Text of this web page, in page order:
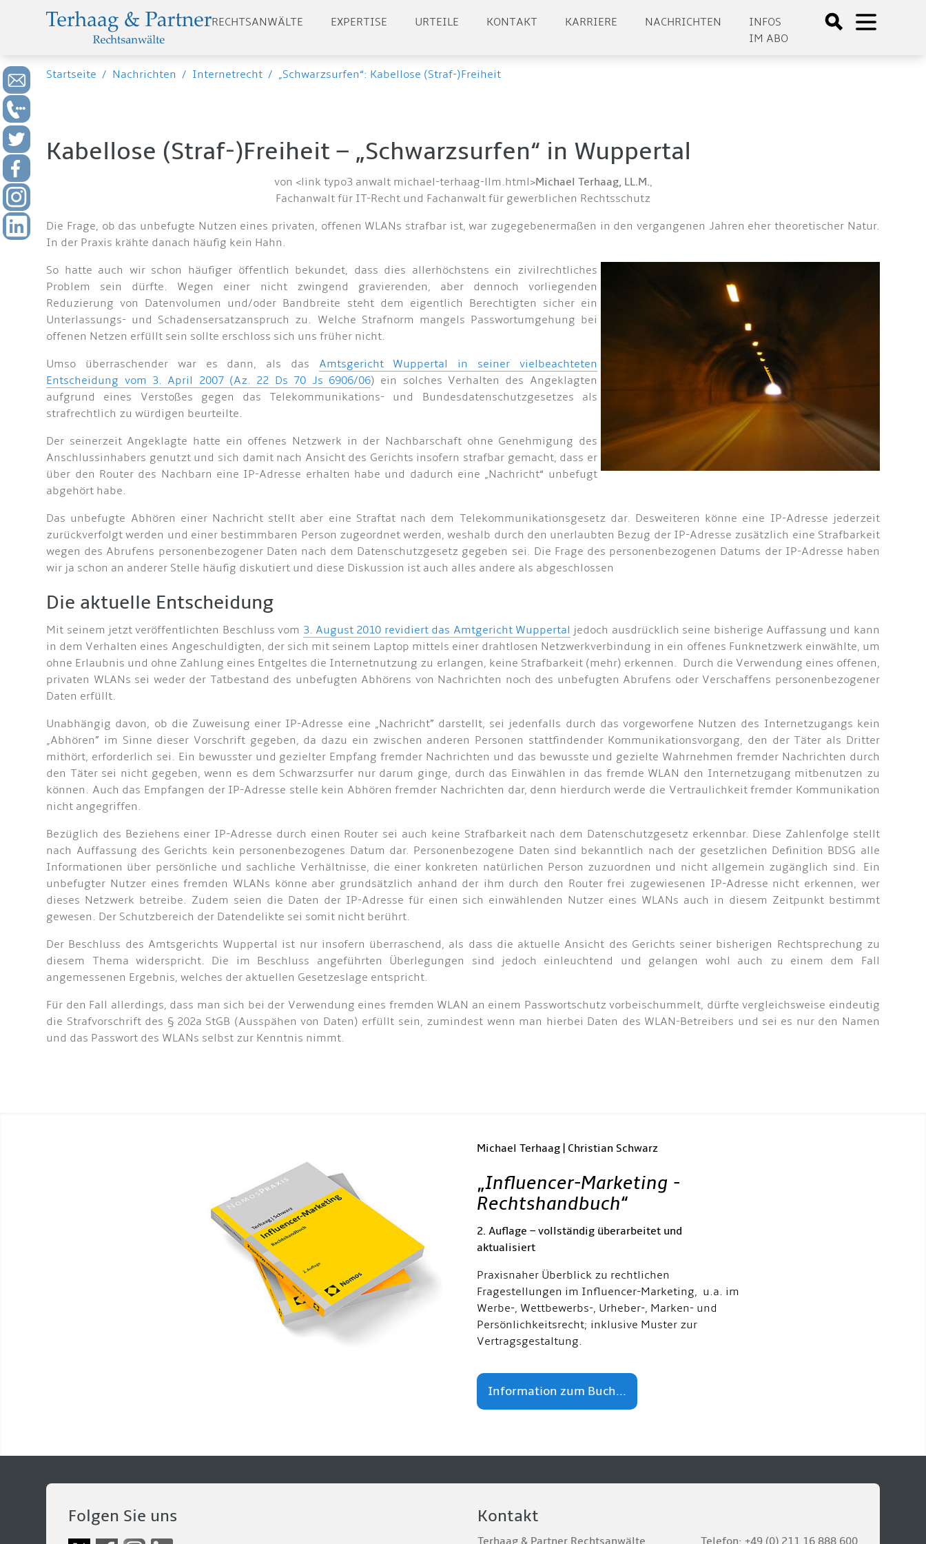
RECHTSANWÄLTE EXPERTISE URTEILE KONTAKT KARRIERE NACHRICHTEN
INFOS
IM ABO
Startseite / Nachrichten / Internetrecht / „Schwarzsurfen“: Kabellose (Straf-)Freiheit
Kabellose (Straf-)Freiheit – „Schwarzsurfen“ in Wuppertal
von <link typo3 anwalt michael-terhaag-llm.html>Michael Terhaag, LL.M.,
Fachanwalt für IT-Recht und Fachanwalt für gewerblichen Rechtsschutz
Die Frage, ob das unbefugte Nutzen eines privaten, offenen WLANs strafbar ist, war zugegebenermaßen in den vergangenen Jahren eher theoretischer Natur.
In der Praxis krähte danach häufig kein Hahn.
So hatte auch wir schon häufiger öffentlich bekundet, dass dies allerhöchstens ein zivilrechtliches
Problem sein dürfte. Wegen einer nicht zwingend gravierenden, aber dennoch vorliegenden
Reduzierung von Datenvolumen und/oder Bandbreite steht dem eigentlich Berechtigten sicher ein
Unterlassungs- und Schadensersatzanspruch zu. Welche Strafnorm mangels Passwortumgehung bei
offenen Netzen erfüllt sein sollte erschloss sich uns früher nicht.
Umso überraschender war es dann, als das Amtsgericht Wuppertal in seiner vielbeachteten
Entscheidung vom 3. April 2007 (Az. 22 Ds 70 Js 6906/06) ein solches Verhalten des Angeklagten
aufgrund eines Verstoßes gegen das Telekommunikations- und Bundesdatenschutzgesetzes als
strafrechtlich zu würdigen beurteilte.
Der seinerzeit Angeklagte hatte ein offenes Netzwerk in der Nachbarschaft ohne Genehmigung des
Anschlussinhabers genutzt und sich damit nach Ansicht des Gerichts insofern strafbar gemacht, dass er
über den Router des Nachbarn eine IP-Adresse erhalten habe und dadurch eine „Nachricht“ unbefugt
abgehört habe.
Das unbefugte Abhören einer Nachricht stellt aber eine Straftat nach dem Telekommunikationsgesetz dar. Desweiteren könne eine IP-Adresse jederzeit
zurückverfolgt werden und einer bestimmbaren Person zugeordnet werden, weshalb durch den unerlaubten Bezug der IP-Adresse zusätzlich eine Strafbarkeit
wegen des Abrufens personenbezogener Daten nach dem Datenschutzgesetz gegeben sei. Die Frage des personenbezogenen Datums der IP-Adresse haben
wir ja schon an anderer Stelle häufig diskutiert und diese Diskussion ist auch alles andere als abgeschlossen
Die aktuelle Entscheidung
Mit seinem jetzt veröffentlichten Beschluss vom 3. August 2010 revidiert das Amtgericht Wuppertal jedoch ausdrücklich seine bisherige Auffassung und kann
in dem Verhalten eines Angeschuldigten, der sich mit seinem Laptop mittels einer drahtlosen Netzwerkverbindung in ein offenes Funknetzwerk einwählte, um
ohne Erlaubnis und ohne Zahlung eines Entgeltes die Internetnutzung zu erlangen, keine Strafbarkeit (mehr) erkennen. Durch die Verwendung eines offenen,
privaten WLANs sei weder der Tatbestand des unbefugten Abhörens von Nachrichten noch des unbefugten Abrufens oder Verschaffens personenbezogener
Daten erfüllt.
Unabhängig davon, ob die Zuweisung einer IP-Adresse eine „Nachricht” darstellt, sei jedenfalls durch das vorgeworfene Nutzen des Internetzugangs kein
„Abhören” im Sinne dieser Vorschrift gegeben, da dazu ein zwischen anderen Personen stattfindender Kommunikationsvorgang, den der Täter als Dritter
mithört, erforderlich sei. Ein bewusster und gezielter Empfang fremder Nachrichten und das bewusste und gezielte Wahrnehmen fremder Nachrichten durch
den Täter sei nicht gegeben, wenn es dem Schwarzsurfer nur darum ginge, durch das Einwählen in das fremde WLAN den Internetzugang mitbenutzen zu
können. Auch das Empfangen der IP-Adresse stelle kein Abhören fremder Nachrichten dar, denn hierdurch werde die Vertraulichkeit fremder Kommunikation
nicht angegriffen.
Bezüglich des Beziehens einer IP-Adresse durch einen Router sei auch keine Strafbarkeit nach dem Datenschutzgesetz erkennbar. Diese Zahlenfolge stellt
nach Auffassung des Gerichts kein personenbezogenes Datum dar. Personenbezogene Daten sind bekanntlich nach der gesetzlichen Definition BDSG alle
Informationen über persönliche und sachliche Verhältnisse, die einer konkreten natürlichen Person zuzuordnen und nicht allgemein zugänglich sind. Ein
unbefugter Nutzer eines fremden WLANs könne aber grundsätzlich anhand der ihm durch den Router frei zugewiesenen IP-Adresse nicht erkennen, wer
dieses Netzwerk betreibe. Zudem seien die Daten der IP-Adresse für einen sich einwählenden Nutzer eines WLANs auch in diesem Zeitpunkt bestimmt
gewesen. Der Schutzbereich der Datendelikte sei somit nicht berührt.
Der Beschluss des Amtsgerichts Wuppertal ist nur insofern überraschend, als dass die aktuelle Ansicht des Gerichts seiner bisherigen Rechtsprechung zu
diesem Thema widerspricht. Die im Beschluss angeführten Überlegungen sind jedoch einleuchtend und gelangen wohl auch zu einem dem Fall
angemessenen Ergebnis, welches der aktuellen Gesetzeslage entspricht.
Für den Fall allerdings, dass man sich bei der Verwendung eines fremden WLAN an einem Passwortschutz vorbeischummelt, dürfte vergleichsweise eindeutig
die Strafvorschrift des § 202a StGB (Ausspähen von Daten) erfüllt sein, zumindest wenn man hierbei Daten des WLAN-Betreibers und sei es nur den Namen
und das Passwort des WLANs selbst zur Kenntnis nimmt.
Michael Terhaag | Christian Schwarz
„Influencer-Marketing -
Rechtshandbuch“
2. Auflage – vollständig überarbeitet und
aktualisiert
Praxisnaher Überblick zu rechtlichen
Fragestellungen im Influencer-Marketing, u.a. im
Werbe-, Wettbewerbs-, Urheber-, Marken- und
Persönlichkeitsrecht; inklusive Muster zur
Vertragsgestaltung.
Information zum Buch...
Folgen Sie uns Kontakt
Terhaag & Partner Rechtsanwälte Telefon: +49 (0) 211 16 888 600